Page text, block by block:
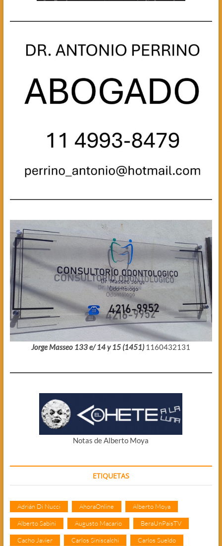
Jorge Masseo 133 e/ 14 y 15 (1451) 1160432131
Notas de Alberto Moya
ETIQUETAS
Adrián Di Nucci AhoraOnline Alberto Moya
Alberto Sabini Augusto Macario BeraUnPaisTV
Cacho Javier Carlos Siniscalchi Carlos Sueldo